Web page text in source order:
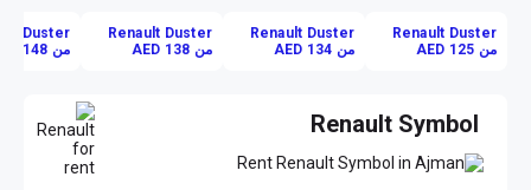
Renault Duster
من AED 125
Renault Duster
من AED 134
Renault Duster
من AED 138
Duster
من AED 148
Renault Symbol